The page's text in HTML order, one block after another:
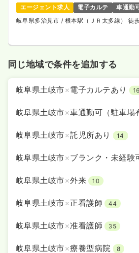
日祝休み
担当業務未経験可 ブランク
エージェント求人 電子カルテ
車通勤
岐阜県多治見市 / 根本駅（ＪＲ太多線） 徒
同じ地域で条件を追加する
岐阜県土岐市×電子カルテあり 16
岐阜県土岐市×車通勤可（駐車場
岐阜県土岐市×託児所あり 14
岐阜県土岐市×ブランク・未経験
岐阜県土岐市×外来 10
岐阜県土岐市×正看護師 44
岐阜県土岐市×准看護師 35
岐阜県土岐市×療養型病院 8